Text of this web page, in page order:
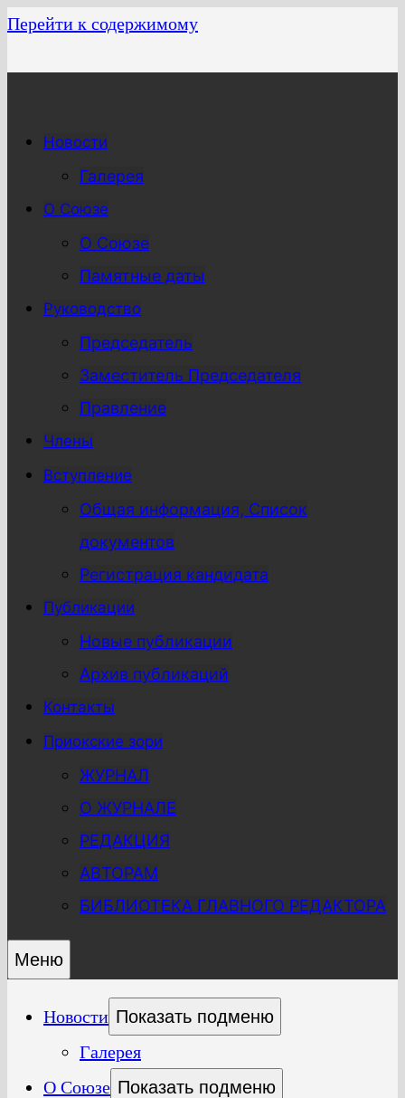
Перейти к содержимому
Новости
Галерея
О Союзе
О Союзе
Памятные даты
Руководство
Председатель
Заместитель Председателя
Правление
Члены
Вступление
Общая информация, Список
документов
Регистрация кандидата
Публикации
Новые публикации
Архив публикаций
Контакты
Приокские зори
ЖУРНАЛ
О ЖУРНАЛЕ
РЕДАКЦИЯ
АВТОРАМ
БИБЛИОТЕКА ГЛАВНОГО РЕДАКТОРА
Меню
Новости Показать подменю
Галерея
О Союзе Показать подменю